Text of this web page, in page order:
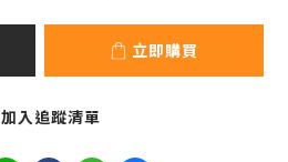
立即購買
加入追蹤清單